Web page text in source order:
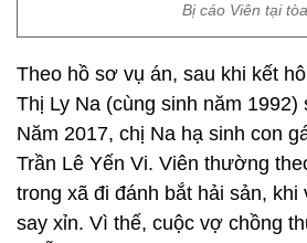
Bị cáo Viên tại tòa.
Theo hồ sơ vụ án, sau khi kết
Thị Ly Na (cùng sinh năm 1992)
Năm 2017, chị Na hạ sinh con
Trần Lê Yến Vi. Viên thường
trong xã đi đánh bắt hải sản, khi
say xỉn. Vì thế, cuộc vợ chồng